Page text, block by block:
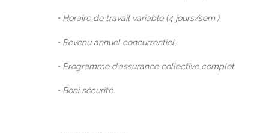
• Horaire de travail variable (4 jours/sem.)
• Revenu annuel concurrentiel
• Programme d’assurance collective complet
• Boni sécurité